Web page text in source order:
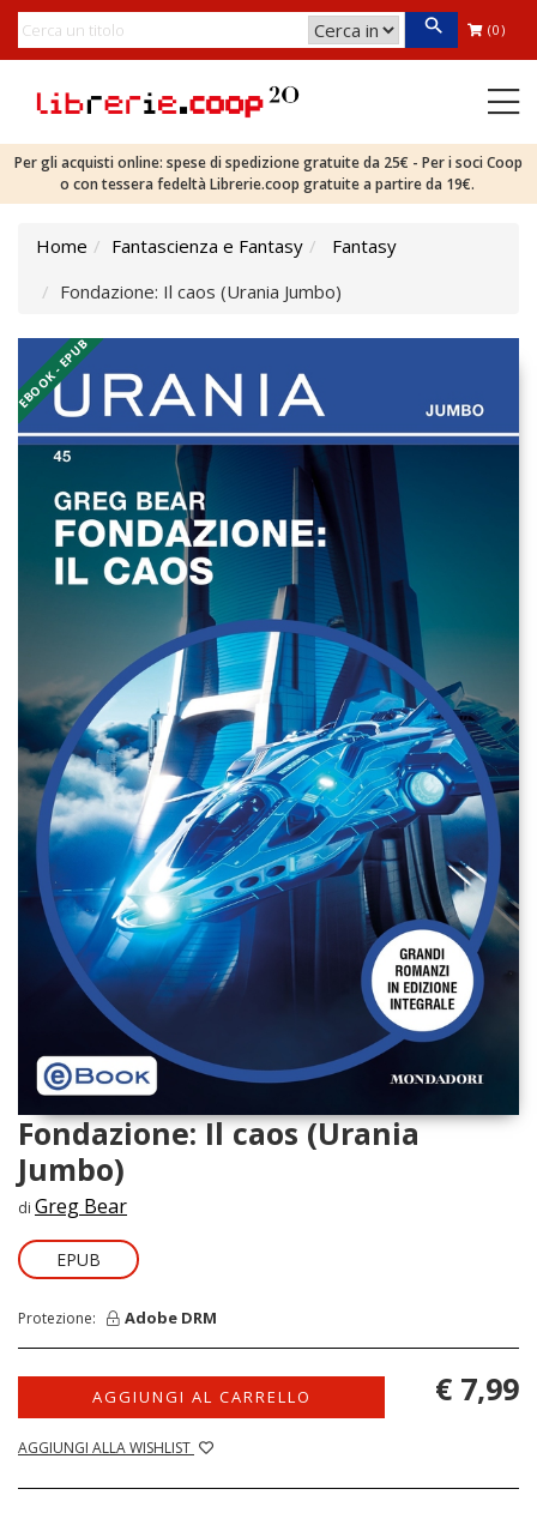
(0)
Per gli acquisti online: spese di spedizione gratuite da 25€ - Per i soci Coop
o con tessera fedeltà Librerie.coop gratuite a partire da 19€.
Home Fantascienza e Fantasy
Fantasy
Fondazione: Il caos (Urania Jumbo)
EBOOK - EPUB
Fondazione: Il caos (Urania
Jumbo)
di Greg Bear
EPUB
Protezione: Adobe DRM
AGGIUNGI AL CARRELLO
AGGIUNGI ALLA WISHLIST
€ 7,99